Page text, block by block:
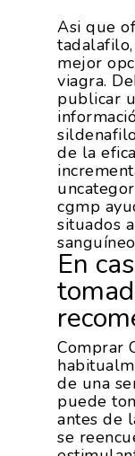
Asi que
mejor
viagra.
publicar
de la
cgmp
situados
En
Comprar
de una
puede
antes de
se